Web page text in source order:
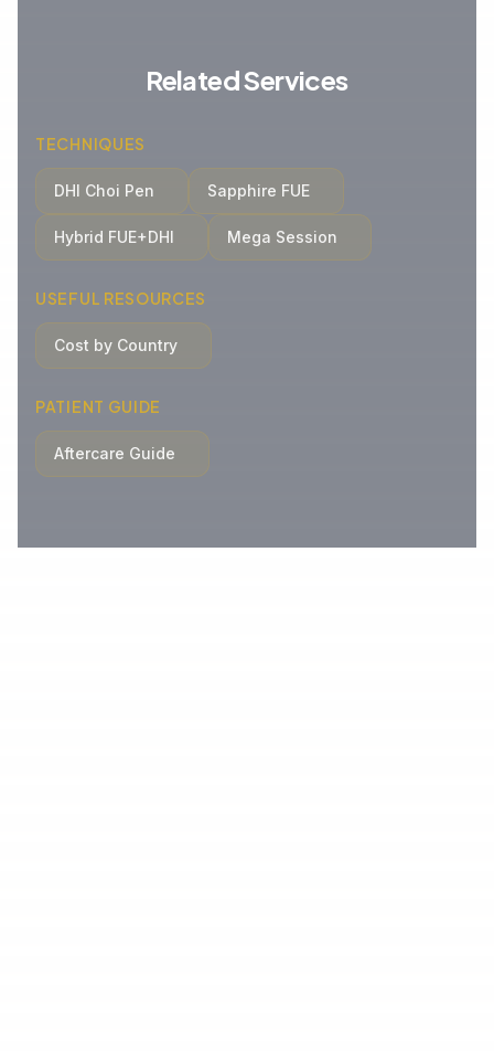
Related Services
TECHNIQUES
DHI Choi Pen Sapphire FUE
Hybrid FUE+DHI Mega Session
USEFUL RESOURCES
Cost by Country
PATIENT GUIDE
Aftercare Guide